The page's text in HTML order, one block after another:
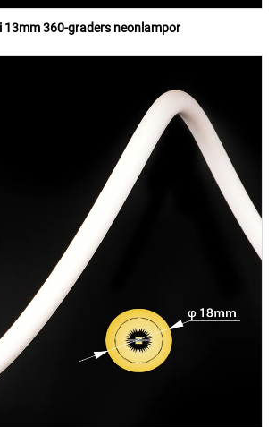
13mm 360-graders neonlampor